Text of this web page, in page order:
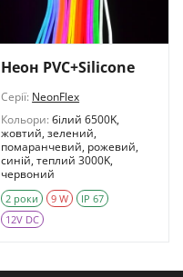
Неон PVC+Silicone
Серії: NeonFlex
Кольори: білий 6500K,
жовтий, зелений,
помаранчевий, рожевий,
синій, теплий 3000K,
червоний
2 роки 9 W
IP 67
12V DC